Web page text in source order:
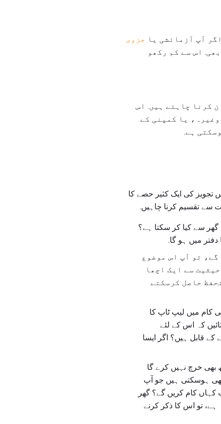
آپ آزمائشی یا جزوی
اس سے کم رکھو
کرنا چاہتے ہیں. اس
یا کمپنی کے
ہے.
تجویز کی ایک کثیر حصے کا
سے تقسیم کرنا چاہیں.
گھر سے کیا کر سکتا ہے؟
میں ہو گا.
تو آپ اس موضوع
سے ایک اچھا
حاصل کرسکتے
کام میں لیپ ٹاپ کا
کہ اس کے لئے
قابل ہیں؟ اگر ایسا
بھی خرچ نہیں کرے گا
ہوسکتی ہیں جو آپ
کہاں کام کریں گے؟ گھر
تو اس کا ذکر کرنے